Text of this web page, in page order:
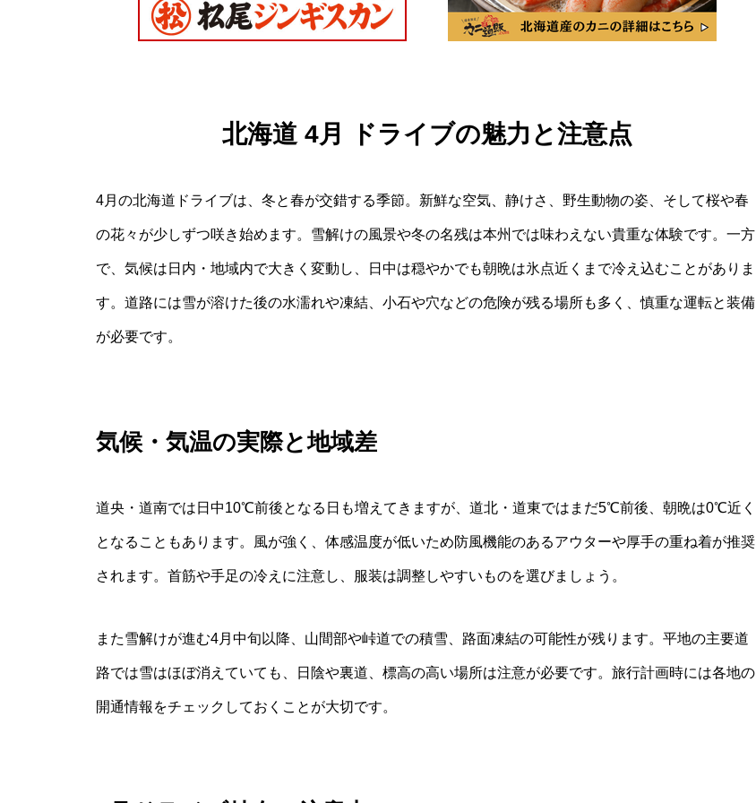
北海道 4月 ドライブの魅力と注意点
4月の北海道ドライブは、冬と春が交錯する季節。新鮮な空気、静けさ、野生動物の姿、そして桜や春
の花々が少しずつ咲き始めます。雪解けの風景や冬の名残は本州では味わえない貴重な体験です。一方
で、気候は日内・地域内で大きく変動し、日中は穏やかでも朝晩は氷点近くまで冷え込むことがありま
す。道路には雪が溶けた後の水濡れや凍結、小石や穴などの危険が残る場所も多く、慎重な運転と装備
が必要です。
気候・気温の実際と地域差
道央・道南では日中10℃前後となる日も増えてきますが、道北・道東ではまだ5℃前後、朝晩は0℃近く
となることもあります。風が強く、体感温度が低いため防風機能のあるアウターや厚手の重ね着が推奨
されます。首筋や手足の冷えに注意し、服装は調整しやすいものを選びましょう。
また雪解けが進む4月中旬以降、山間部や峠道での積雪、路面凍結の可能性が残ります。平地の主要道
路では雪はほぼ消えていても、日陰や裏道、標高の高い場所は注意が必要です。旅行計画時には各地の
開通情報をチェックしておくことが大切です。